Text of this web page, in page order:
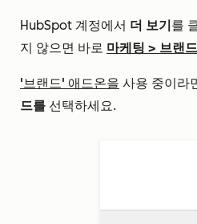
HubSpot 계정에서 더 보기를
지 않으면 바로 마케팅 > 브랜드
'브랜드' 애드온을 사용 중이라
드를 선택하세요.